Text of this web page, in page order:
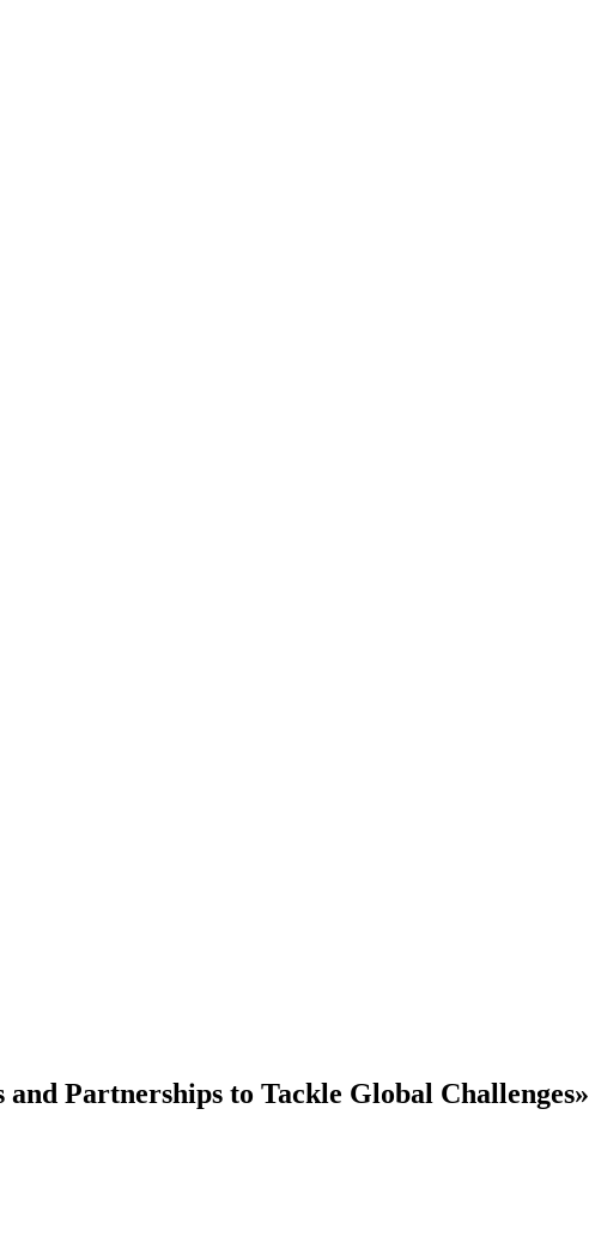
Partnerships to Tackle Global Challenges»